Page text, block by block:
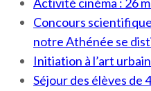
Concours
notre Athénée se
Initiation à l’art
Séjour des élèves de